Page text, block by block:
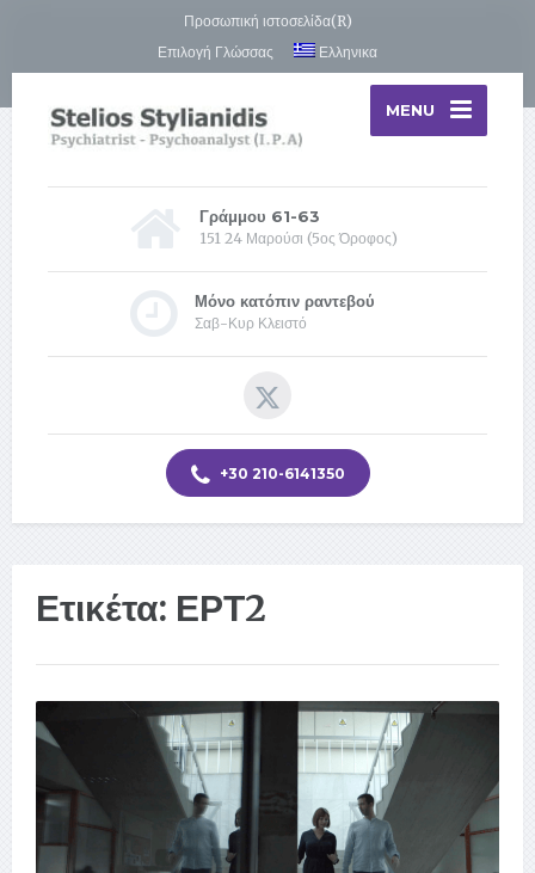
Προσωπική ιστοσελίδα(R)
Επιλογή Γλώσσας
Ελληνικα
MENU
Γράμμου 61-63
151 24 Μαρούσι (5ος Όροφος)
Μόνο κατόπιν ραντεβού
Σαβ-Κυρ Κλειστό
+30 210-6141350
Ετικέτα: ΕΡΤ2